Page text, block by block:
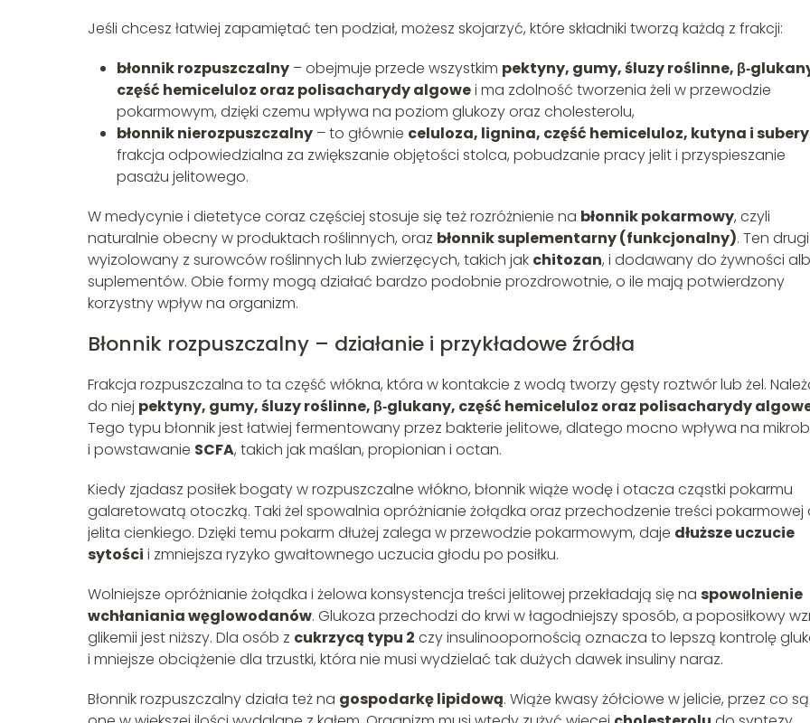
Jeśli chcesz łatwiej zapamiętać ten podział, możesz skojarzyć, które składniki tworzą każdą z frakcji:
błonnik rozpuszczalny – obejmuje przede wszystkim pektyny, gumy, śluzy roślinne,
część hemiceluloz oraz polisacharydy algowei ma zdolność tworzenia żeli w przewodzie
pokarmowym, dzięki czemu wpływa na poziom glukozy oraz cholesterolu,
błonnik nierozpuszczalny – to głównie celuloza, lignina, część hemiceluloz, kutyna i
frakcja odpowiedzialna za zwiększanie objętości stolca, pobudzanie pracy jelit i przyspieszanie
pasażu jelitowego.
W medycynie i dietetyce coraz częściej stosuje się też rozróżnienie na błonnik pokarmowy, czyli
naturalnie obecny w produktach roślinnych, oraz błonnik suplementarny (funkcjonalny). Ten
wyizolowany z surowców roślinnych lub zwierzęcych, takich jak chitozan, i dodawany do żywności
suplementów. Obie formy mogą działać bardzo podobnie prozdrowotnie, o ile mają potwierdzony
korzystny wpływ na organizm.
Błonnik rozpuszczalny – działanie i przykładowe źródła
Frakcja rozpuszczalna to ta część włókna, która w kontakcie z wodą tworzy gęsty roztwór lub żel.
do niej pektyny, gumy, śluzy roślinne, β‑glukany, część hemiceluloz oraz polisacharydy
Tego typu błonnik jest łatwiej fermentowany przez bakterie jelitowe, dlatego mocno wpływa na
i powstawanie SCFA, takich jak maślan, propionian i octan.
Kiedy zjadasz posiłek bogaty w rozpuszczalne włókno, błonnik wiąże wodę i otacza cząstki pokarmu
galaretowatą otoczką. Taki żel spowalnia opróżnianie żołądka oraz przechodzenie treści pokarmowej
jelita cienkiego. Dzięki temu pokarm dłużej zalega w przewodzie pokarmowym, daje dłuższe uczucie
sytości i zmniejsza ryzyko gwałtownego uczucia głodu po posiłku.
Wolniejsze opróżnianie żołądka i żelowa konsystencja treści jelitowej przekładają się na spowolnienie
wchłaniania węglowodanów. Glukoza przechodzi do krwi w łagodniejszy sposób, a poposiłkowy
glikemii jest niższy. Dla osób z cukrzycą typu 2 czy insulinoopornością oznacza to lepszą kontrolę
i mniejsze obciążenie dla trzustki, która nie musi wydzielać tak dużych dawek insuliny naraz.
Błonnik rozpuszczalny działa też na gospodarkę lipidową. Wiąże kwasy żółciowe w jelicie, przez co są